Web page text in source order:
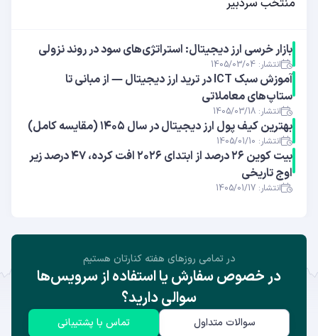
بازار خرسی ارز دیجیتال: استراتژی‌های سود در روند نزولی
انتشار: 1405/03/04
آموزش سبک ICT در ترید ارز دیجیتال — از مبانی تا
ستاپ‌های معاملاتی
انتشار: 1405/03/18
بهترین کیف پول ارز دیجیتال در سال ۱۴۰۵ (مقایسه کامل)
انتشار: 1405/01/10
بیت کوین ۲۶ درصد از ابتدای ۲۰۲۶ افت کرده، ۴۷ درصد زیر
اوج تاریخی
انتشار: 1405/01/17
در تمامی روز‌های هفته کنارتان هستیم
در خصوص سفارش یا استفاده از سرویس‌ها
سوالی دارید؟
سوالات متداول تماس با پشتیبانی